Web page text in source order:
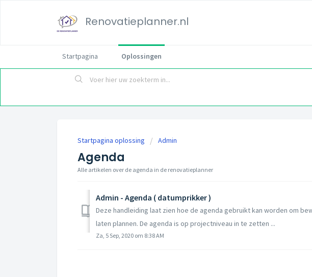
Renovatieplanner.nl
Startpagina Oplossingen
Startpagina oplossing Admin
Agenda
Alle artikelen over de agenda in de renovatieplanner
Admin - Agenda ( datumprikker )
Deze handleiding laat zien hoe de agenda gebruikt kan worden om
laten plannen. De agenda is op projectniveau in te zetten ...
Za, 5 Sep, 2020 om 8:38 AM